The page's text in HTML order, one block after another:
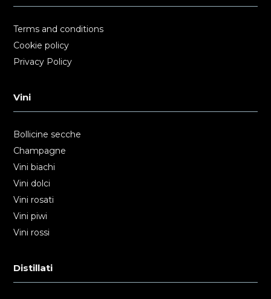
Terms and conditions
Cookie policy
Privacy Policy
Vini
Bollicine secche
Champagne
Vini biachi
Vini dolci
Vini rosati
Vini piwi
Vini rossi
Distillati